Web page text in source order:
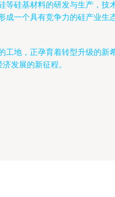
硅基材料的研发与生产，技
一个具有竞争力的硅产业生
地，正孕育着转型升级的新
发展的新征程。